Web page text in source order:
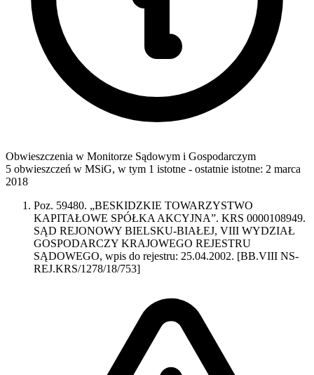
Obwieszczenia w Monitorze Sądowym i Gospodarczym
5 obwieszczeń w MSiG, w tym 1 istotne - ostatnie istotne: 2 marca
2018
Poz. 59480. „BESKIDZKIE TOWARZYSTWO
KAPITAŁOWE SPÓŁKA AKCYJNA”. KRS 0000108949.
SĄD REJONOWY BIELSKU-BIAŁEJ, VIII WYDZIAŁ
GOSPODARCZY KRAJOWEGO REJESTRU
SĄDOWEGO, wpis do rejestru: 25.04.2002. [BB.VIII NS-
REJ.KRS/1278/18/753]